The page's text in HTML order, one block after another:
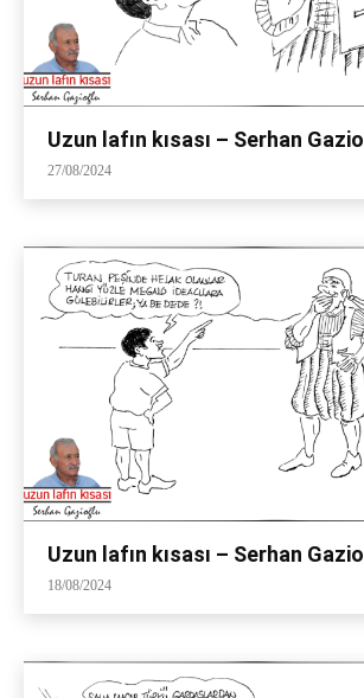
Uzun lafın kısası – Serhan
27/08/2024
Uzun lafın kısası – Serhan
18/08/2024